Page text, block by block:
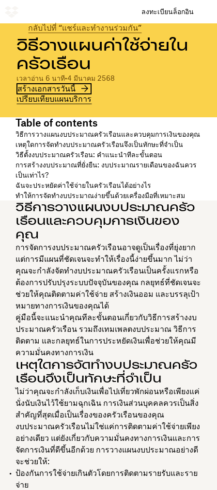
ลงทะเบียนล็อกอิน
กลับไปที่ “แชร์และทำงานร่วมกัน”
วิธีวางแผนค่าใช้จ่ายใน
ครัวเรือน
เวลาอ่าน 6 นาที•4 มีนาคม 2568
สร้างเอกสารวันนี้
เปรียบเทียบแผนบริการ
Table of contents
วิธีการวางแผนงบประมาณครัวเรือนและควบคุมการเงินของคุณ
เหตุใดการจัดทำงบประมาณครัวเรือนจึงเป็นทักษะที่จำเป็น
วิธีตั้งงบประมาณครัวเรือน: คำแนะนำทีละขั้นตอน
การสร้างงบประมาณที่ยั่งยืน: งบประมาณรายเดือนของฉันควร
เป็นเท่าไร?
ฉันจะประหยัดค่าใช้จ่ายในครัวเรือนได้อย่างไร
ทำให้การจัดทำงบประมาณง่ายขึ้นด้วยเครื่องมือที่เหมาะสม
วิธีการวางแผนงบประมาณครัว
เรือนและควบคุมการเงินของ
คุณ
การจัดการงบประมาณครัวเรือนอาจดูเป็นเรื่องที่ยุ่งยาก
แต่การมีแผนที่ชัดเจนจะทำให้เรื่องนี้ง่ายขึ้นมาก ไม่ว่า
คุณจะกำลังจัดทำงบประมาณครัวเรือนเป็นครั้งแรกหรือ
ต้องการปรับปรุงระบบปัจจุบันของคุณ กลยุทธ์ที่ชัดเจนจะ
ช่วยให้คุณติดตามค่าใช้จ่าย สร้างเงินออม และบรรลุเป้า
หมายทางการเงินของคุณได้
คู่มือนี้จะแนะนำคุณทีละขั้นตอนเกี่ยวกับวิธีการสร้างงบ
ประมาณครัวเรือน รวมถึงเทมเพลตงบประมาณ วิธีการ
ติดตาม และกลยุทธ์ในการประหยัดเงินเพื่อช่วยให้คุณมี
ความมั่นคงทางการเงิน
เหตุใดการจัดทำงบประมาณครัว
เรือนจึงเป็นทักษะที่จำเป็น
ไม่ว่าคุณจะกำลังเก็บเงินเพื่อไปเที่ยวพักผ่อนหรือเพียงแค่
นั่งนับเงินไว้ใช้ยามฉุกเฉิน การเงินส่วนบุคคลควรเป็นสิ่ง
สำคัญที่สุดเมื่อเป็นเรื่องของครัวเรือนของคุณ
งบประมาณครัวเรือนไม่ใช่แค่การติดตามค่าใช้จ่ายเพียง
อย่างเดียว แต่ยังเกี่ยวกับความมั่นคงทางการเงินและการ
จัดการเงินที่ดีขึ้นอีกด้วย การวางแผนงบประมาณอย่างดี
จะช่วยให้:
ป้องกันการใช้จ่ายเกินตัวโดยการติดตามรายรับและราย
จ่าย